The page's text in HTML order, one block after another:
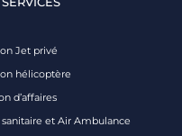
Jet privé
hélicoptère
d’affaires
et Air Ambulance